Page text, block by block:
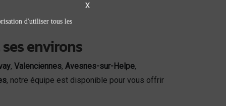
environs
, Valenciennes, Avesnes-sur-Helpe,
, notre équipe est disponible pour vous offrir
X
d'utiliser tous les